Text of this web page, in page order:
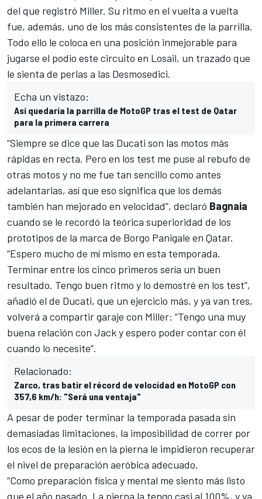
del que registró Miller. Su ritmo en el vuelta a vuelta
fue, además, uno de los más consistentes de la parrilla.
Todo ello le coloca en una posición inmejorable para
jugarse el podio este circuito en Losail, un trazado que
le sienta de perlas a las Desmosedici.
Echa un vistazo:
Así quedaría la parrilla de MotoGP tras el test de Qatar
para la primera carrera
“Siempre se dice que las Ducati son las motos más
rápidas en recta. Pero en los test me puse al rebufo de
otras motos y no me fue tan sencillo como antes
adelantarlas, así que eso significa que los demás
también han mejorado en velocidad”, declaró Bagnaia
cuando se le recordó la teórica superioridad de los
prototipos de la marca de Borgo Panigale en Qatar.
“Espero mucho de mí mismo en esta temporada.
Terminar entre los cinco primeros sería un buen
resultado. Tengo buen ritmo y lo demostré en los test”,
añadió el de Ducati, que un ejercicio más, y ya van tres,
volverá a compartir garaje con Miller: “Tengo una muy
buena relación con Jack y espero poder contar con él
cuando lo necesite”.
Relacionado:
Zarco, tras batir el récord de velocidad en MotoGP con
357,6 km/h: "Será una ventaja"
A pesar de poder terminar la temporada pasada sin
demasiadas limitaciones, la imposibilidad de correr por
los ecos de la lesión en la pierna le impidieron recuperar
el nivel de preparación aeróbica adecuado.
“Como preparación física y mental me siento más listo
que el año pasado. La pierna la tengo casi al 100%, y ya